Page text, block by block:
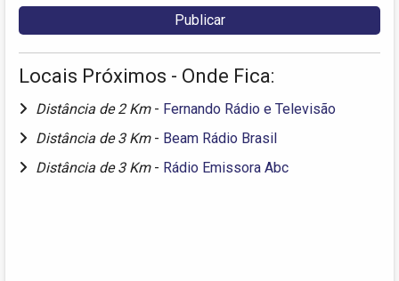
Locais Próximos - Onde Fica:
Distância de 2 Km - Fernando Rádio e Televisão
Distância de 3 Km - Beam Rádio Brasil
Distância de 3 Km - Rádio Emissora Abc